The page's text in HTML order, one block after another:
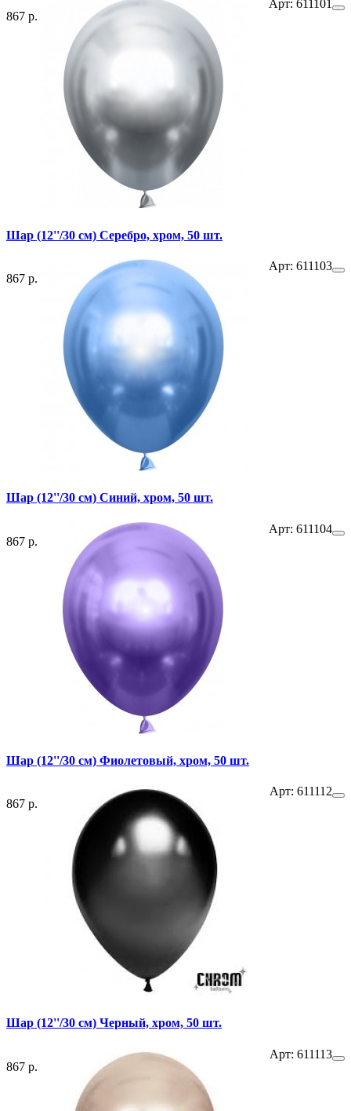
867 р.
Арт: 611101
Шар (12''/30 см) Серебро, хром, 50 шт.
867 р.
Арт: 611103
Шар (12''/30 см) Синий, хром, 50 шт.
867 р.
Арт: 611104
Шар (12''/30 см) Фиолетовый, хром, 50 шт.
867 р.
Арт: 611112
Шар (12''/30 см) Черный, хром, 50 шт.
867 р.
Арт: 611113